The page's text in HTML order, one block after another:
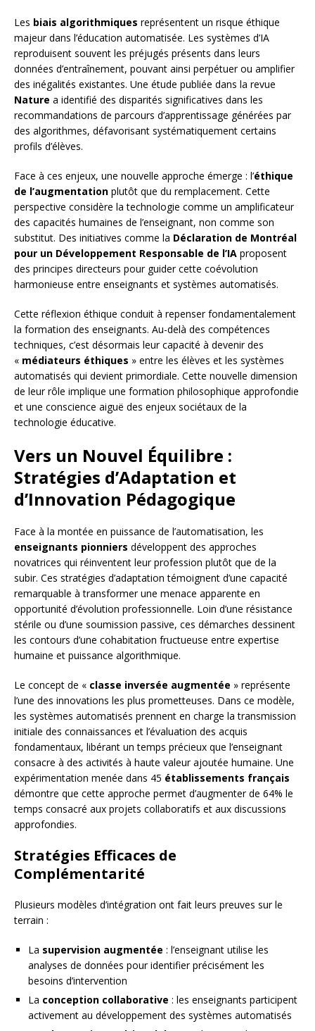
Les biais algorithmiques représentent un risque éthique
majeur dans l’éducation automatisée. Les systèmes d’IA
reproduisent souvent les préjugés présents dans leurs
données d’entraînement, pouvant ainsi perpétuer ou amplifier
des inégalités existantes. Une étude publiée dans la revue
Nature a identifié des disparités significatives dans les
recommandations de parcours d’apprentissage générées par
des algorithmes, défavorisant systématiquement certains
profils d’élèves.
Face à ces enjeux, une nouvelle approche émerge : l’éthique
de l’augmentation plutôt que du remplacement. Cette
perspective considère la technologie comme un amplificateur
des capacités humaines de l’enseignant, non comme son
substitut. Des initiatives comme la Déclaration de Montréal
pour un Développement Responsable de l’IA proposent
des principes directeurs pour guider cette coévolution
harmonieuse entre enseignants et systèmes automatisés.
Cette réflexion éthique conduit à repenser fondamentalement
la formation des enseignants. Au-delà des compétences
techniques, c’est désormais leur capacité à devenir des
« médiateurs éthiques » entre les élèves et les systèmes
automatisés qui devient primordiale. Cette nouvelle dimension
de leur rôle implique une formation philosophique approfondie
et une conscience aiguë des enjeux sociétaux de la
technologie éducative.
Vers un Nouvel Équilibre :
Stratégies d’Adaptation et
d’Innovation Pédagogique
Face à la montée en puissance de l’automatisation, les
enseignants pionniers développent des approches
novatrices qui réinventent leur profession plutôt que de la
subir. Ces stratégies d’adaptation témoignent d’une capacité
remarquable à transformer une menace apparente en
opportunité d’évolution professionnelle. Loin d’une résistance
stérile ou d’une soumission passive, ces démarches dessinent
les contours d’une cohabitation fructueuse entre expertise
humaine et puissance algorithmique.
Le concept de « classe inversée augmentée » représente
l’une des innovations les plus prometteuses. Dans ce modèle,
les systèmes automatisés prennent en charge la transmission
initiale des connaissances et l’évaluation des acquis
fondamentaux, libérant un temps précieux que l’enseignant
consacre à des activités à haute valeur ajoutée humaine. Une
expérimentation menée dans 45 établissements français
démontre que cette approche permet d’augmenter de 64% le
temps consacré aux projets collaboratifs et aux discussions
approfondies.
Stratégies Efficaces de
Complémentarité
Plusieurs modèles d’intégration ont fait leurs preuves sur le
terrain :
La supervision augmentée : l’enseignant utilise les
analyses de données pour identifier précisément les
besoins d’intervention
La conception collaborative : les enseignants participent
activement au développement des systèmes automatisés